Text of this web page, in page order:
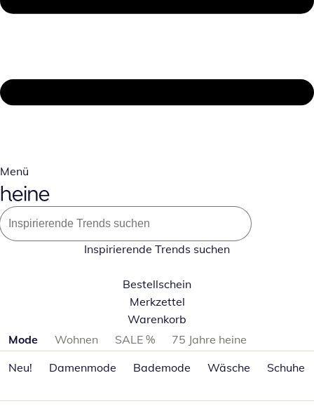
Menü
Inspirierende Trends suchen
Bestellschein
Merkzettel
Warenkorb
Produktkategorien überspringen
Mode Wohnen SALE %
75 Jahre heine
Neu!
Damenmode Bademode Wäsche Schuhe